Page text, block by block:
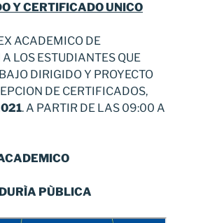
Y CERTIFICADO UNICO
ACADEMICO DE
LOS ESTUDIANTES QUE
DIRIGIDO Y PROYECTO
DE CERTIFICADOS,
. A PARTIR DE LAS 09:00 A
PÙBLICA